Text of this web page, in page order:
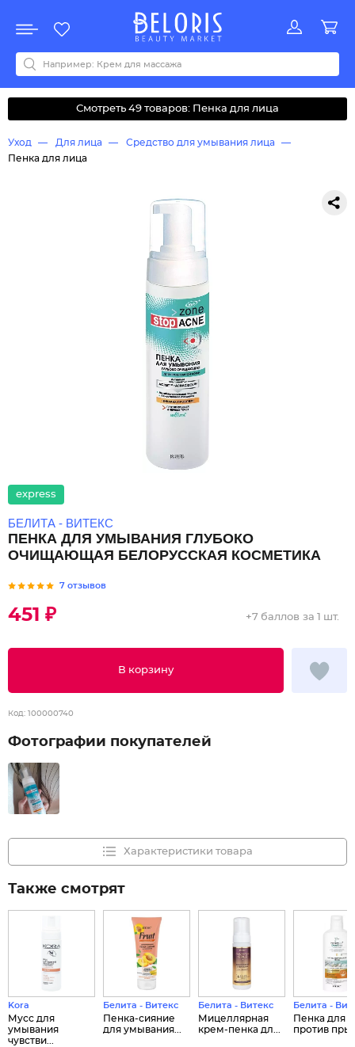
Акции
Все бренды
0-9ABCDEFGHIJKLMNOPQRSTUVWYZАБВДЗИМОКЛНПРСТУФ
Смотреть 49 товаров: Пенка для лица
Уход Для лица
Средство для умывания лица
Пенка для лица
express
БЕЛИТА - ВИТЕКС
ПЕНКА ДЛЯ УМЫВАНИЯ ГЛУБОКО
ОЧИЩАЮЩАЯ БЕЛОРУССКАЯ КОСМЕТИКА
7 отзывов
451 ₽
В корзину
+7 баллов за 1 шт.
Код: 100000740
Фотографии покупателей
Характеристики товара
Также смотрят
Kora
Мусс для
умывания
чувстви...
Белита - Витекс
Пенка-сияние
для умывания...
Белита - Витекс
Мицеллярная
крем-пенка дл...
Белита -
Пенка для
против